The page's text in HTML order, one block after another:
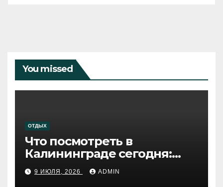
You missed
ОТДЫХ
Что посмотреть в
Калининграде сегодня:
путеводитель по самому
западному городу России
9 ИЮЛЯ, 2026 ADMIN